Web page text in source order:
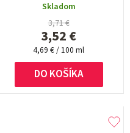
Skladom
3,71 €
3,52 €
Jednotková
cena:
4,69 € / 100 ml
DO KOŠÍKA